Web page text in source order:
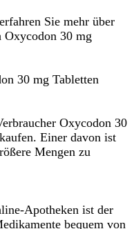
Sie mehr über
30 mg
30 mg Tabletten
Oxycodon 30
Einer davon ist
Mengen zu
Apotheken ist der
bequem von